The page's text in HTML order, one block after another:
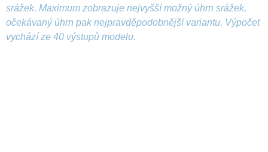
srážek. Maximum zobrazuje nejvyšší možný úhrn srážek,
očekávaný úhrn pak nejpravděpodobnější variantu. Výpočet
vychází ze 40 výstupů modelu.